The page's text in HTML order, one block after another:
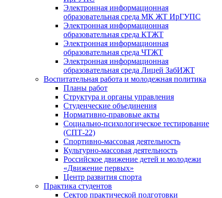
Электронная информационная
образовательная среда МК ЖТ ИрГУПС
Электронная информационная
образовательная среда КТЖТ
Электронная информационная
образовательная среда ЧТЖТ
Электронная информационная
образовательная среда Лицей ЗабИЖТ
Воспитательная работа и молодежная политика
Планы работ
Структура и органы управления
Студенческие объединения
Нормативно-правовые акты
Социально-психологическое тестирование
(СПТ-22)
Спортивно-массовая деятельность
Культурно-массовая деятельность
Российское движение детей и молодежи
«Движение первых»
Центр развития спорта
Практика студентов
Сектор практической подготовки